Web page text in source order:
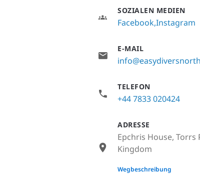
SOZIALEN MEDIEN
FacebookInstagram
E-MAIL
TELEFON
+44 7833 020424
ADRESSE
Epchris House, Torrs
Kingdom
None
Wegbeschreibung